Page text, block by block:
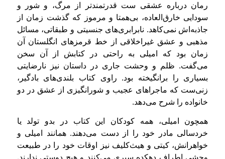
رمان درباره عشقی ست قدرتمندتر از مرگ، و شور و
سودایی خارق‌العاده، بی‌همتا و مرموز که گذشت زمان از
جاذبه‌اش نمی‌کاهد. نابرابری‌های جنسیتی و طبقاتی، مسائل
مذهبی و عشق غیراخلاقی از خط قرمزهای انگلستان آن
زمان بود که امیلی به راحتی در کتابش از آن سخن
می‌گفت. ظلم و وحشت جاری در داستان نیز نارضایتی
بسیاری را برانگیخته بود. راوی كتاب بلندی‌های بادگیر،
زنی‌ست که ماجراهای عجیب و شورانگیزی از عشق در دو
خانواده را شرح می‌دهد.
همچون امیلی، همه‌ کودکان این کتاب در بدو تولد یا
خردسالی مادر خود را از دست می‌دهند. همانند امیلی و
خواهرانش، کیتی و هیث‌کلیف نیز اوقات خود را در طبیعت
وحشی اطراف دهکده سپری می‌کنند و هیچ دوستی ندارند.